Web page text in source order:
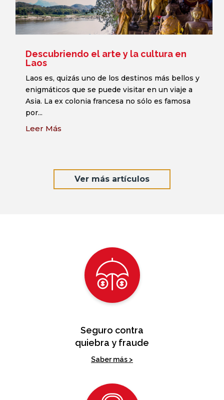
Descubriendo el arte y la cultura en
Laos
Laos es, quizás uno de los destinos más bellos y
enigmáticos que se puede visitar en un viaje a
Asia. La ex colonia francesa no sólo es famosa
por...
Leer Más
Ver más artículos
Seguro contra
quiebra y fraude
Saber más >